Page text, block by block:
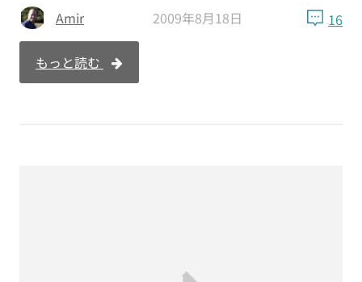
Amir 2009年8月18日 16
もっと読む